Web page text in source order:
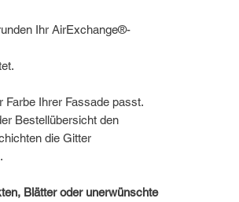
Ihr AirExchange®-
Farbe Ihrer Fassade passt.
Bestellübersicht den
die Gitter
Blätter oder unerwünschte